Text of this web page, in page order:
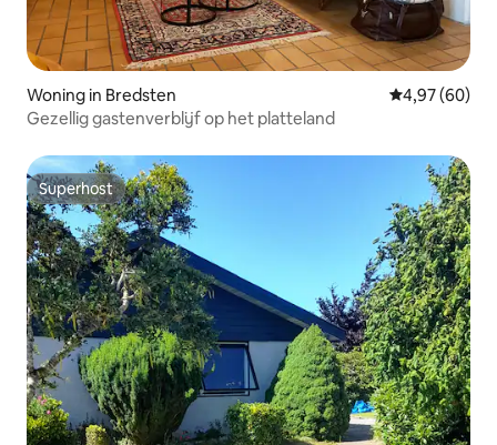
Woning in Bredsten Gemiddelde
4,97 (60)
Gezellig gastenverblijf op het platteland
Superhost
Superhost